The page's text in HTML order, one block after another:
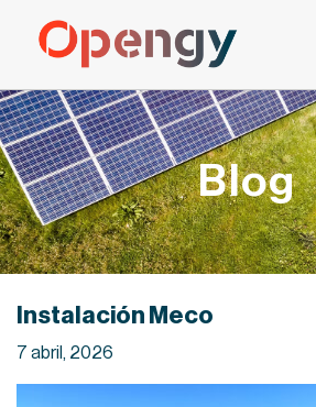
contenido
Blog
Instalación Meco
7 abril, 2026